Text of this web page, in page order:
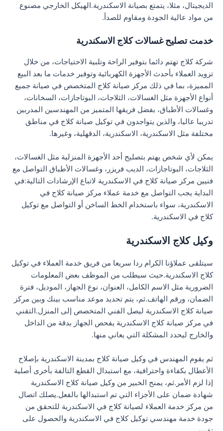
الديجيتال، مثلا، يتمتع بصيانة الاسكندرية.الهيكل الخارجي مصنوع
من مواد عالية الجودة ومقاوم للصدأ.
خدمت تصليح غسالات كلاج الاسكندرية
شركة كلاج تهتم دائما بتوفير الراحة وتلبية الاحتياجات، من خلال
تزويد العملاء بأحدث الأجهزة الكهربائية وتوفير خدمات ما بعد البيع
المميزة، بما في ذلك مركز صيانة كلاج المتخصص في صيانة جميع
أنواع الأجهزة مثل الغسالات، الثلاجات، البوتاجازات، السخانات،
وغسالات الأطباق، بفضل فريقها المتميز من المهندسين المدربين
تدريبا عاليا، والذين يتواجدون في توكيل صيانة كلاج في مناطق
مختلفة مثل الاسكندرية، الاسكندرية، الدقهلية، وغيرها.
يمكن لأي شخص يهتم بتصليح أحد الأجهزة المنزلية مثل الغسالات،
الثلاجات، البوتاجازات، الديب فريزر، وغسالات الأطباق التواصل مع
فنيين مركز صيانة كلاج في الاسكندرية لاتباع الإرشادات التالية:في
البداية يجب التواصل مع خدمة عملاء مركز صيانة كلاج في
الاسكندرية، سواء باستخدام الخط الساخن أو التواصل مع توكيل
كلاج في الاسكندرية.
وكيل كلاج الاسكندرية
سيتلقى عملاؤنا الكرام ردا سريعا من فريق خدمة العملاء في توكيل
كلاج الاسكندرية.حيث سيطلب من الموظف بعض المعلومات
الضرورية مثل الاسم الكامل، العنوان، نوع الجهاز، الموديل، فترة
الضمان، ورقم الهاتف.ثم، يتم تحديد موعد مناسب بينك وبين مركز
صيانة كلاج الاسكندرية ليصل الفني المتخصص إلى المنزل.التقني
في مركز صيانة كلاج الاسكندرية يفحص الجهاز بدقة من الداخل
والخارج ليحدد المشكلة التي يعاني منها.
ثم يقوم المهندس في وكيل صيانة كلاج بمدينة الاسكندرية بإصلاح
الأعطال بكفاءة واحترافية، مع استبدال القطع التالفة بأخرى أصلية
إذا لزم الأمر.ثم، يمنح الخبير من وكيل صيانة كلاج الاسكندرية
شهادة ضمان على الأجزاء التي تم استبدالها بالفعل.يصلك اتصال
من مركز خدمة العملاء لصيانة كلاج في الاسكندرية للتحقق من
جودة خدمة مهندسي توكيل كلاج في الاسكندرية والحصول على